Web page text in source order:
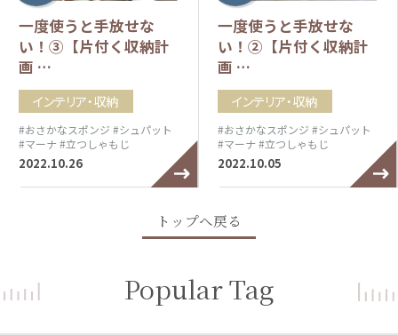
一度使うと手放せな
い！③【片付く収納計
画 …
インテリア・収納
#おさかなスポンジ #シュパット
#マーナ #立つしゃもじ
2022.10.26
一度使うと手放せな
い！②【片付く収納計
画 …
インテリア・収納
#おさかなスポンジ #シュパット
#マーナ #立つしゃもじ
2022.10.05
トップへ戻る
Popular Tag